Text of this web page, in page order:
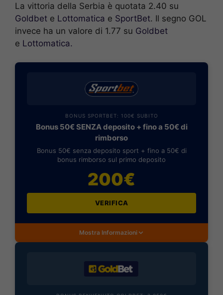
La vittoria della Serbia è quotata 2.40 su
Goldbet e Lottomatica e SportBet. Il segno GOL
invece ha un valore di 1.77 su Goldbet
e Lottomatica.
BONUS SPORTBET: 100€ SUBITO
Bonus 50€ SENZA deposito + fino a 50€ di
rimborso
Bonus 50€ senza deposito sport + fino a 50€ di
bonus rimborso sul primo deposito
200€
VERIFICA
Mostra Informazioni